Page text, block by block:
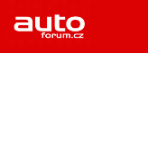
Home
Rubriky